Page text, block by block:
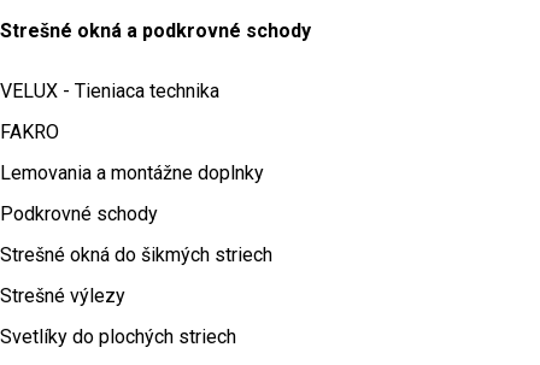
Strešné okná a podkrovné schody
VELUX - Tieniaca technika
FAKRO
Lemovania a montážne doplnky
Podkrovné schody
Strešné okná do šikmých striech
Strešné výlezy
Svetlíky do plochých striech